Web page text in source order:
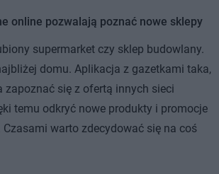
online pozwalają poznać nowe sklepy
supermarket czy sklep budowlany.
domu. Aplikacja z gazetkami taka,
zapoznać się z ofertą innych sieci
temu odkryć nowe produkty i promocje
warto zdecydować się na coś